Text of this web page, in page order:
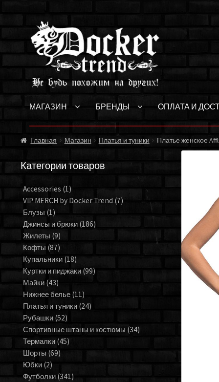
Перейти
к
навигации
Перейти
к
содержимому
МАГАЗИН БРЕНДЫ ОПЛАТА И
Главная Магазин Платья и туники Платье женское
Категории товаров
Accessories (1)
VIP MERCH by Docker Trend (7)
Блузы (1)
Джинсы и брюки (186)
Жилеты (9)
Кофты (87)
Купальники (18)
Куртки и пиджаки (99)
Майки (43)
Нижнее белье (11)
Платья и туники (24)
Рубашки (52)
Спортивные штаны и костюмы (34)
Термалки (45)
Шорты (69)
Юбки (2)
Футболки (341)